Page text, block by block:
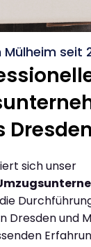
seit
Dresden
sich unser
Dresden und